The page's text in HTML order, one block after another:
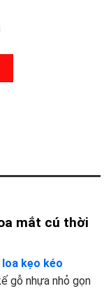
mắt cú thời
loa kẹo kéo
gỗ nhựa nhỏ gọn